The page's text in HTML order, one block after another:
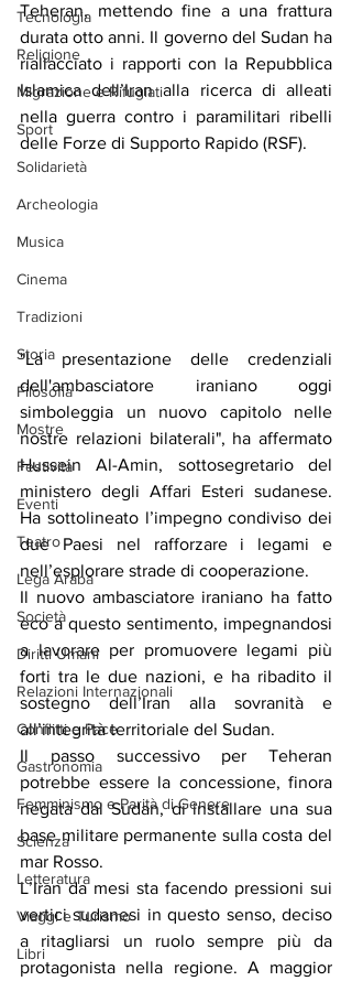
Tecnologia
Religione
Migrazione e Rifugiati
Sport
Solidarietà
Archeologia
Musica
Cinema
Tradizioni
Storia
Filosofia
Mostre
Festività
Eventi
Teatro
Lega Araba
Società
Diritti Umani
Relazioni Internazionali
Conflitti e Pace
Gastronomia
Femminismo e Parità di Genere
Scienza
Letteratura
Viaggi e Turismo
Libri
Teheran, mettendo fine a una frattura
durata otto anni. Il governo del Sudan ha
riallacciato i rapporti con la Repubblica
Islamica dell’Iran alla ricerca di alleati
nella guerra contro i paramilitari ribelli
delle Forze di Supporto Rapido (RSF).
"La presentazione delle credenziali
dell'ambasciatore iraniano oggi
simboleggia un nuovo capitolo nelle
nostre relazioni bilaterali", ha affermato
Hussein Al-Amin, sottosegretario del
ministero degli Affari Esteri sudanese.
Ha sottolineato l’impegno condiviso dei
due Paesi nel rafforzare i legami e
nell’esplorare strade di cooperazione.
Il nuovo ambasciatore iraniano ha fatto
eco a questo sentimento, impegnandosi
a lavorare per promuovere legami più
forti tra le due nazioni, e ha ribadito il
sostegno dell’Iran alla sovranità e
all’integrità territoriale del Sudan.
Il passo successivo per Teheran
negata dal Sudan, di installare una sua
base militare permanente sulla costa del
mar Rosso.
L’Iran da mesi sta facendo pressioni sui
vertici sudanesi in questo senso, deciso
a ritagliarsi un ruolo sempre più da
protagonista nella regione. A maggior